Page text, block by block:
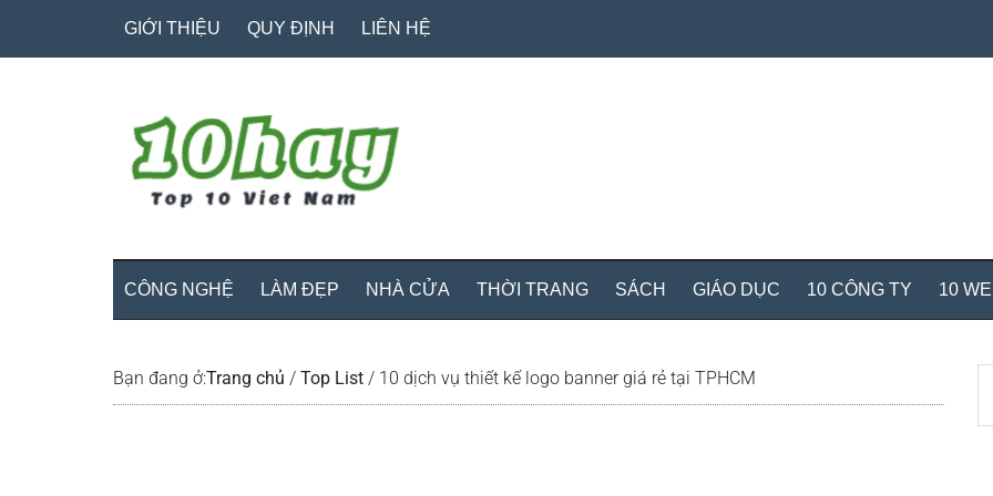
GIỚI THIỆU QUY ĐỊNH LIÊN HỆ
CÔNG NGHỆ LÀM ĐẸP NHÀ CỬA THỜI TRANG SÁCH GIÁO DỤC 10 CÔNG TY 10
Bạn đang ở:Trang chủ / Top List / 10 dịch vụ thiết kế logo banner giá rẻ tại TPHCM